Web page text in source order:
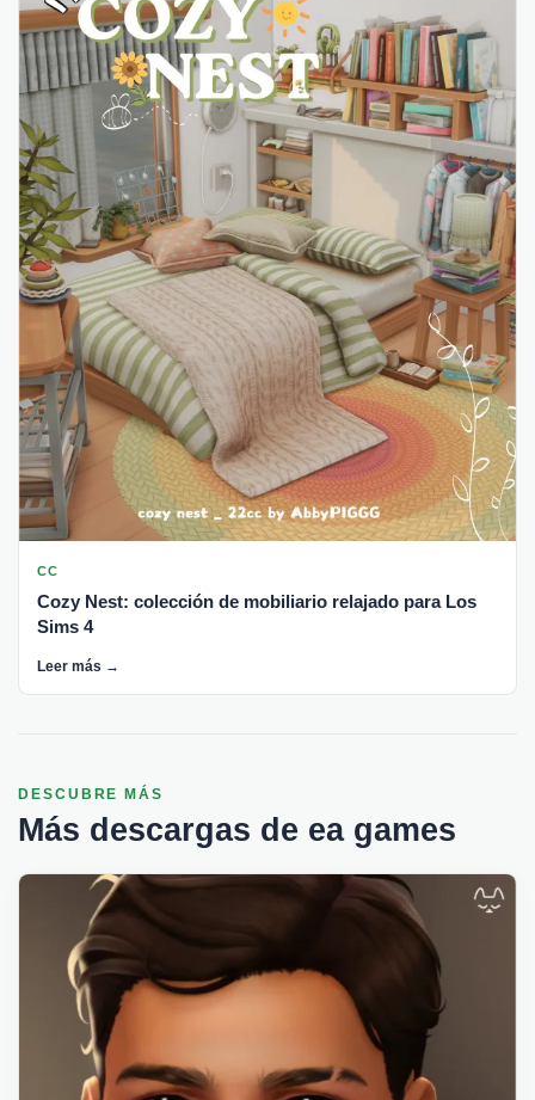
CC
Cozy Nest: colección de mobiliario relajado para Los
Sims 4
Leer más →
DESCUBRE MÁS
Más descargas de ea games